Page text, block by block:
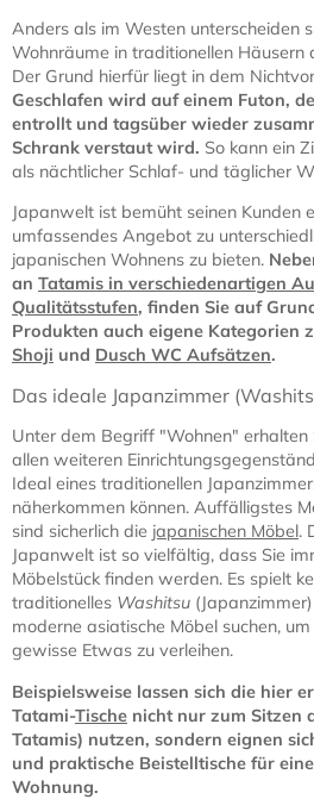
Anders als im Westen unterscheiden
Wohnräume in traditionellen Häusern
Der Grund hierfür liegt in dem
Geschlafen wird auf einem Futon,
entrollt und tagsüber wieder
Schrank verstaut wird. So kann ein
als nächtlicher Schlaf- und täglicher
Japanwelt ist bemüht seinen Kunden
umfassendes Angebot zu
japanischen Wohnens zu bieten.
an Tatamis in verschiedenartigen
Qualitätsstufen, finden Sie auf
Produkten auch eigene Kategorien
Shoji und Dusch WC Aufsätzen.
Das ideale Japanzimmer
Unter dem Begriff "Wohnen" erhalten
allen weiteren
Ideal eines traditionellen
näherkommen können. Auffälligstes
sind sicherlich die japanischen Möbel.
Japanwelt ist so vielfältig, dass Sie
Möbelstück finden werden. Es spielt
traditionelles Washitsu
moderne asiatische Möbel suchen,
gewisse Etwas zu verleihen.
Beispielsweise lassen sich die hier
Tatami-Tische nicht nur zum Sitzen
Tatamis) nutzen, sondern eignen
und praktische Beistelltische für
Wohnung.